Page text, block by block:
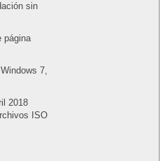
sin
página
7,
2018
ISO